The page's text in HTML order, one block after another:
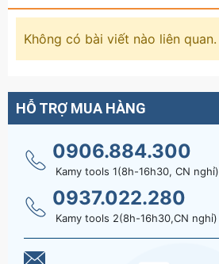
Không có bài viết nào liên quan.
HỖ TRỢ MUA HÀNG
0906.884.300
Kamy tools 1(8h-16h30, CN nghỉ)
0937.022.280
Kamy tools 2(8h-16h30,CN nghỉ)